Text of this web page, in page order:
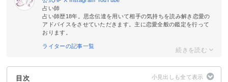
占い師
占い師歴18年。思念伝達を用いて相手の気持ちを読み解き恋愛の
アドバイスをさせていただきます。主に恋愛全般の鑑定を行って
おります。
ライターの記事一覧
目次